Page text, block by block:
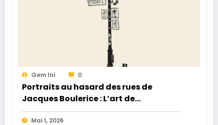
Gem Ini 0
Portraits au hasard des rues de
Jacques Boulerice : L’art de
l’instantané humain
Mai 1, 2026